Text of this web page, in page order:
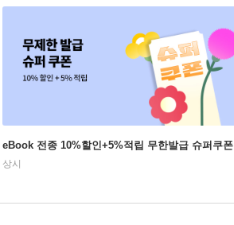
eBook 전종 10%할인+5%적립 무한발급 슈퍼쿠폰
상시